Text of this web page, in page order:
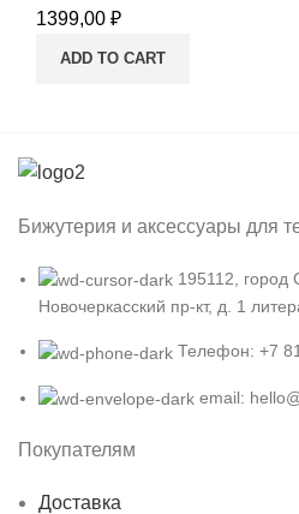
1399,00 ₽
ADD TO CART
Бижутерия и аксессуары для
195112, город
Новочеркасский пр-кт, д. 1
Телефон: +7
email:
Покупателям
Доставка